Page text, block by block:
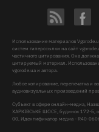
Использование материалов
систем гиперссылки на сайт
частичного цитирования. Она
цитируемый материал.
vgorode.ua и автора.
Любое копирование, перепечатка и
аудиовизуальных произведений
Субъект в сфере онлайн-медиа,
ХАРКІВСЬКЕ ШОСЕ, будинок 172-Б,
00, Идентификатор медиа - R40-